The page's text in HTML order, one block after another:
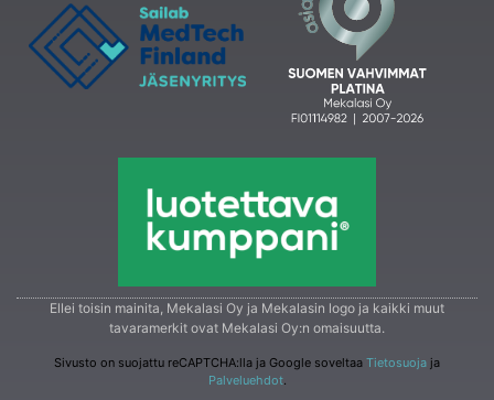
Ellei toisin mainita, Mekalasi Oy ja Mekalasin logo ja kaikki muut
tavaramerkit ovat Mekalasi Oy:n omaisuutta.
Sivusto on suojattu reCAPTCHA:lla ja Google soveltaa Tietosuoja ja
Palveluehdot.